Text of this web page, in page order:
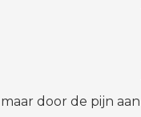
door de pijn aan